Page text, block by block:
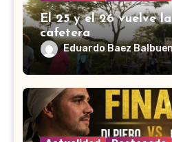
El 25 y el 26 vuelve
cafetera
Eduardo Baez